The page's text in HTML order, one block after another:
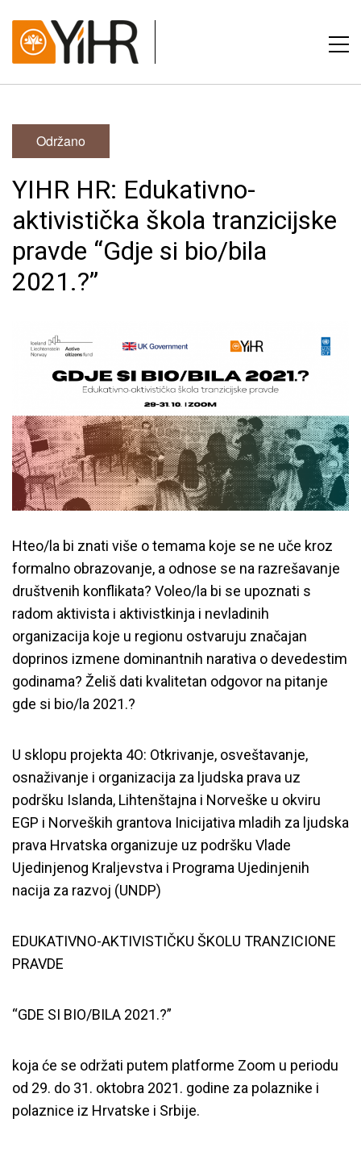
Održano
YIHR HR: Edukativno-
aktivistička škola tranzicijske
pravde “Gdje si bio/bila
2021.?”
Hteo/la bi znati više o temama koje se ne uče kroz
formalno obrazovanje, a odnose se na razrešavanje
društvenih konflikata? Voleo/la bi se upoznati s
radom aktivista i aktivistkinja i nevladinih
organizacija koje u regionu ostvaruju značajan
doprinos izmene dominantnih narativa o devedestim
godinama? Želiš dati kvalitetan odgovor na pitanje
gde si bio/la 2021.?
U sklopu projekta 4O: Otkrivanje, osveštavanje,
osnaživanje i organizacija za ljudska prava uz
podršku Islanda, Lihtenštajna i Norveške u okviru
EGP i Norveških grantova Inicijativa mladih za ljudska
prava Hrvatska organizuje uz podršku Vlade
Ujedinjenog Kraljevstva i Programa Ujedinjenih
nacija za razvoj (UNDP)
EDUKATIVNO-AKTIVISTIČKU ŠKOLU TRANZICIONE
PRAVDE
“GDE SI BIO/BILA 2021.?”
koja će se održati putem platforme Zoom u periodu
od 29. do 31. oktobra 2021. godine za polaznike i
polaznice iz Hrvatske i Srbije.